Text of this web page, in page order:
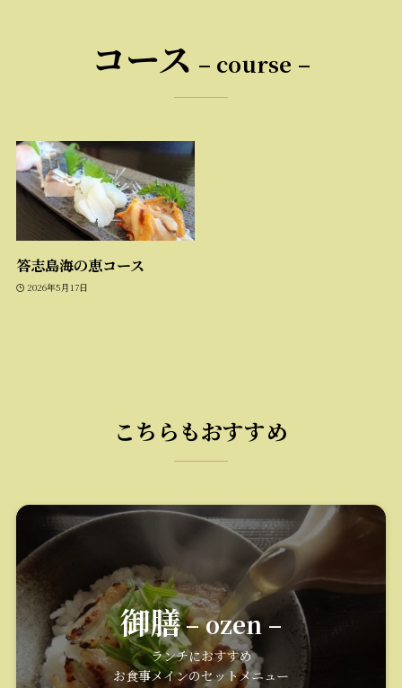
コース – course –
答志島海の恵コース
2026年5月17日
こちらもおすすめ
御膳– ozen –
ランチにおすすめ
お食事メインのセットメニュー